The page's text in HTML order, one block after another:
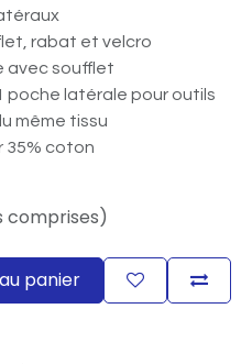
rabat et velcro
avec soufflet
poche latérale pour outils
même tissu
35% coton
comprises)
panier